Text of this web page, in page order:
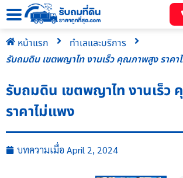
หน้าแรก
ทำเลและบริการ
รับถมดิน เขตพญาไท งานเร็ว คุณภาพสูง ราคา
รับถมดิน เขตพญาไท งานเร็ว
ราคาไม่แพง
บทความเมื่อ April 2, 2024